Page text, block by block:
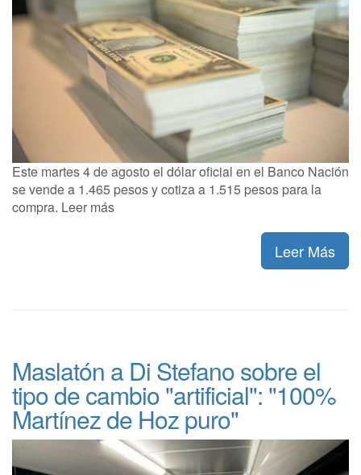
Este martes 4 de agosto el dólar oficial en el Banco Nación
se vende a 1.465 pesos y cotiza a 1.515 pesos para la
compra. Leer más
Leer Más
Maslatón a Di Stefano sobre el
tipo de cambio "artificial": "100%
Martínez de Hoz puro"